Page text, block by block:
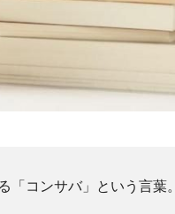
「コンサバ」という言葉。